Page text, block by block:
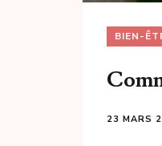
BIEN-
23 MARS